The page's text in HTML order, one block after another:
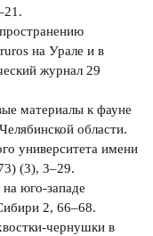
на Урале и в
журнал 29
материалы к фауне
области.
университета имени
(3), 3–29.
юго-западе
2, 66–68.
чернушки в